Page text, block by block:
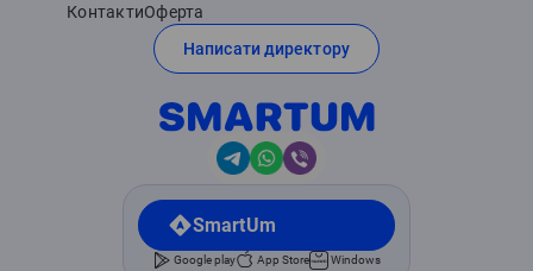
КонтактиОферта
Написати директору
SmartUm
Google play App Store Windows